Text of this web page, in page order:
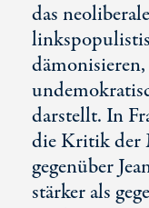
das
darstellt. In
die Kritik der
gegenüber
stärker als